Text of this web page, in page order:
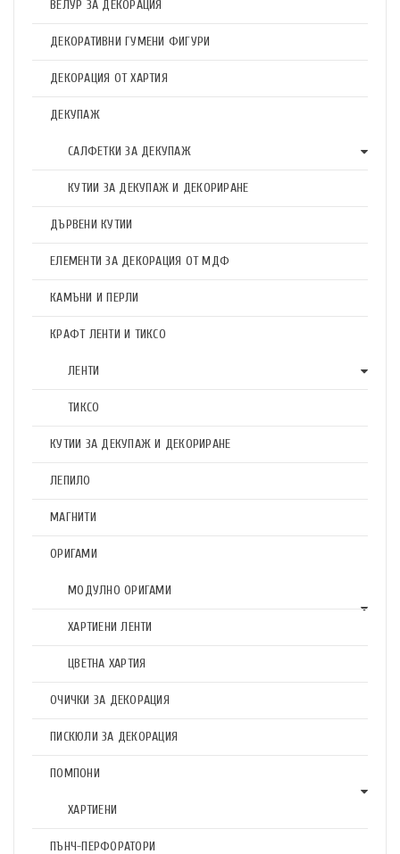
ВЕЛУР ЗА ДЕКОРАЦИЯ
ДЕКОРАТИВНИ ГУМЕНИ ФИГУРИ
ДЕКОРАЦИЯ ОТ ХАРТИЯ
ДЕКУПАЖ
САЛФЕТКИ ЗА ДЕКУПАЖ
КУТИИ ЗА ДЕКУПАЖ И ДЕКОРИРАНЕ
ДЪРВЕНИ КУТИИ
ЕЛЕМЕНТИ ЗА ДЕКОРАЦИЯ ОТ МДФ
КАМЪНИ И ПЕРЛИ
КРАФТ ЛЕНТИ И ТИКСО
ЛЕНТИ
ТИКСО
КУТИИ ЗА ДЕКУПАЖ И ДЕКОРИРАНЕ
ЛЕПИЛО
МАГНИТИ
ОРИГАМИ
МОДУЛНО ОРИГАМИ
ХАРТИЕНИ ЛЕНТИ
ЦВЕТНА ХАРТИЯ
ОЧИЧКИ ЗА ДЕКОРАЦИЯ
ПИСКЮЛИ ЗА ДЕКОРАЦИЯ
ПОМПОНИ
ХАРТИЕНИ
ПЪНЧ-ПЕРФОРАТОРИ